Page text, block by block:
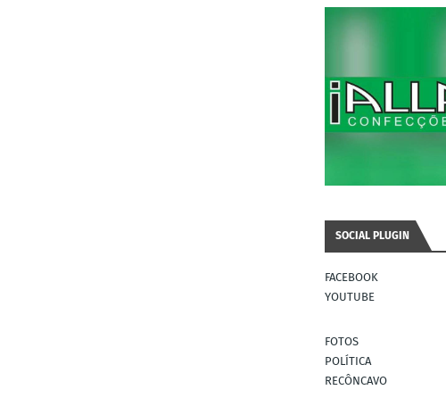
SOCIAL PLUGIN
FACEBOOK
YOUTUBE
FOTOS
POLÍTICA
RECÔNCAVO